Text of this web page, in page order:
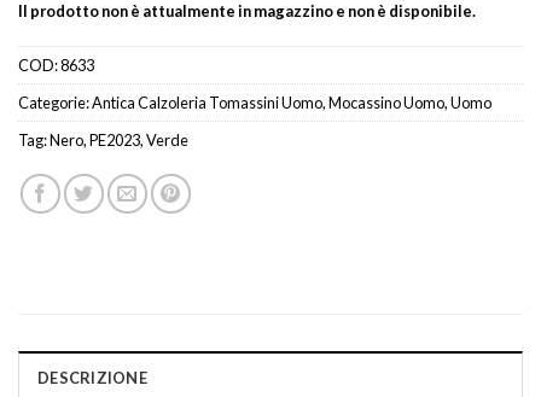
Il prodotto non è attualmente in magazzino e non è disponibile.
COD:8633
Categorie:Antica Calzoleria Tomassini Uomo,Mocassino Uomo,Uomo
Tag:Nero,PE2023,Verde
DESCRIZIONE